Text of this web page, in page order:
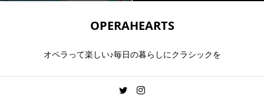
OPERAHEARTS
オペラって楽しい♪毎日の暮らしにクラシックを